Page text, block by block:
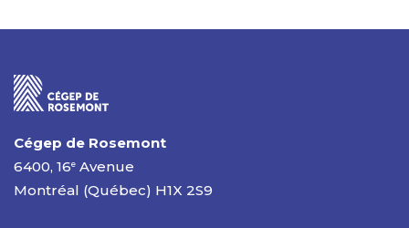
Cégep de Rosemont
6400, 16e Avenue
Montréal (Québec) H1X 2S9